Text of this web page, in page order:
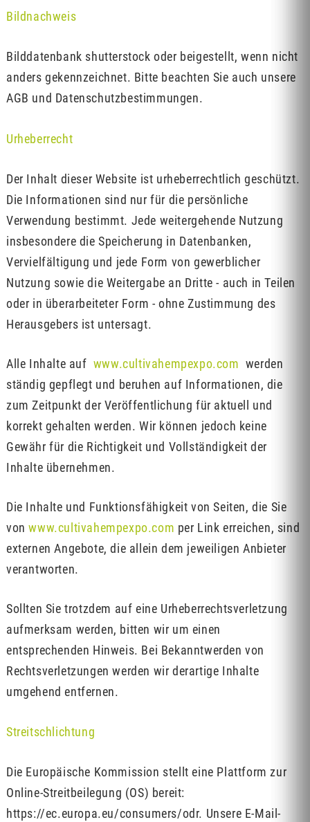
Bildnachweis
Bilddatenbank shutterstock oder beigestellt, wenn nicht
anders gekennzeichnet. Bitte beachten Sie auch unsere
AGB und Datenschutzbestimmungen.
Urheberrecht
Der Inhalt dieser Website ist urheberrechtlich geschützt.
Die Informationen sind nur für die persönliche
Verwendung bestimmt. Jede weitergehende Nutzung
insbesondere die Speicherung in Datenbanken,
Vervielfältigung und jede Form von gewerblicher
Nutzung sowie die Weitergabe an Dritte - auch in Teilen
oder in überarbeiteter Form - ohne Zustimmung des
Herausgebers ist untersagt.
Alle Inhalte auf www.cultivahempexpo.com werden
ständig gepflegt und beruhen auf Informationen, die
zum Zeitpunkt der Veröffentlichung für aktuell und
korrekt gehalten werden. Wir können jedoch keine
Gewähr für die Richtigkeit und Vollständigkeit der
Inhalte übernehmen.
Die Inhalte und Funktionsfähigkeit von Seiten, die Sie
vonwww.cultivahempexpo.com per Link erreichen, sind
externen Angebote, die allein dem jeweiligen Anbieter
verantworten.
Sollten Sie trotzdem auf eine Urheberrechtsverletzung
aufmerksam werden, bitten wir um einen
entsprechenden Hinweis. Bei Bekanntwerden von
Rechtsverletzungen werden wir derartige Inhalte
umgehend entfernen.
Streitschlichtung
Die Europäische Kommission stellt eine Plattform zur
Online-Streitbeilegung (OS) bereit:
https://ec.europa.eu/consumers/odr. Unsere E-Mail-